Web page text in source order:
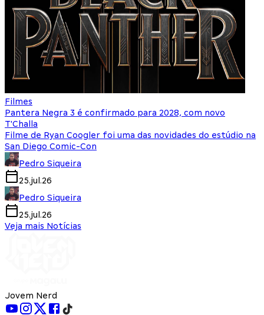
Filmes
Pantera Negra 3 é confirmado para 2028, com novo
T'Challa
Filme de Ryan Coogler foi uma das novidades do estúdio na
San Diego Comic-Con
Pedro Siqueira
25.jul.26
Pedro Siqueira
25.jul.26
Veja mais Notícias
Jovem Nerd